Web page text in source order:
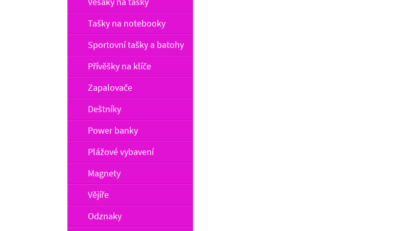
Tašky na notebooky
Sportovní tašky a batohy
Přívěšky na klíče
Zapalovače
Deštníky
Power banky
Plážové vybavení
Magnety
Vějíře
Odznaky